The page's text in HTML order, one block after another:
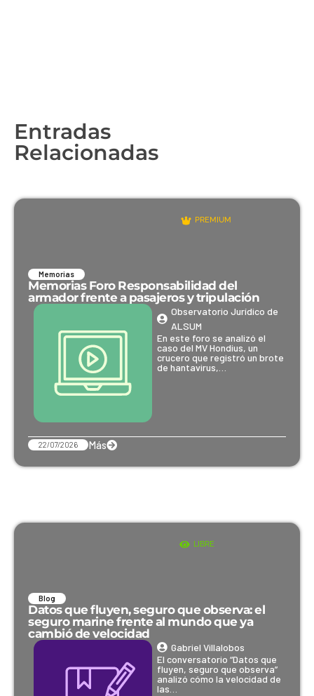
Entradas
Relacionadas
PREMIUM
Memorias
Memorias Foro Responsabilidad del
armador frente a pasajeros y tripulación
Observatorio Jurídico de
ALSUM
En este foro se analizó el
caso del MV Hondius, un
crucero que registró un brote
de hantavirus,…
22/07/2026 Más
LIBRE
Blog
Datos que fluyen, seguro que observa: el
seguro marine frente al mundo que ya
cambió de velocidad
Gabriel Villalobos
El conversatorio “Datos que
fluyen, seguro que observa”
analizó cómo la velocidad de
las…